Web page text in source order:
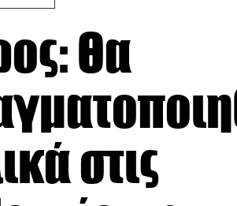
Θα
στις